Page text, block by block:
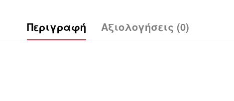
Περιγραφή Αξιολογήσεις (0)